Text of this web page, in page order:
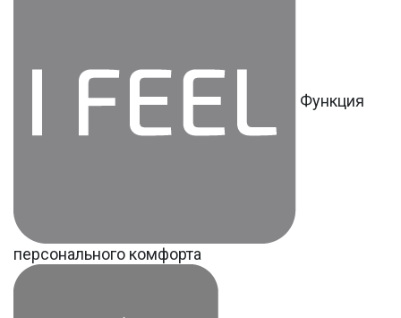
Функция
персонального комфорта